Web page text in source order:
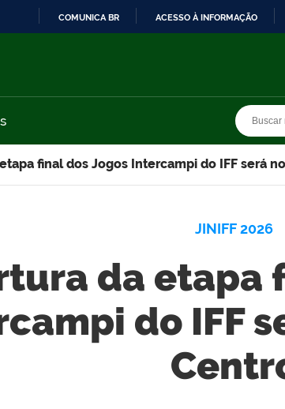
COMUNICA BR ACESSO À INFORMAÇÃO
final dos Jogos Intercampi do IFF será
JINIFF 2026
da etapa
do IFF